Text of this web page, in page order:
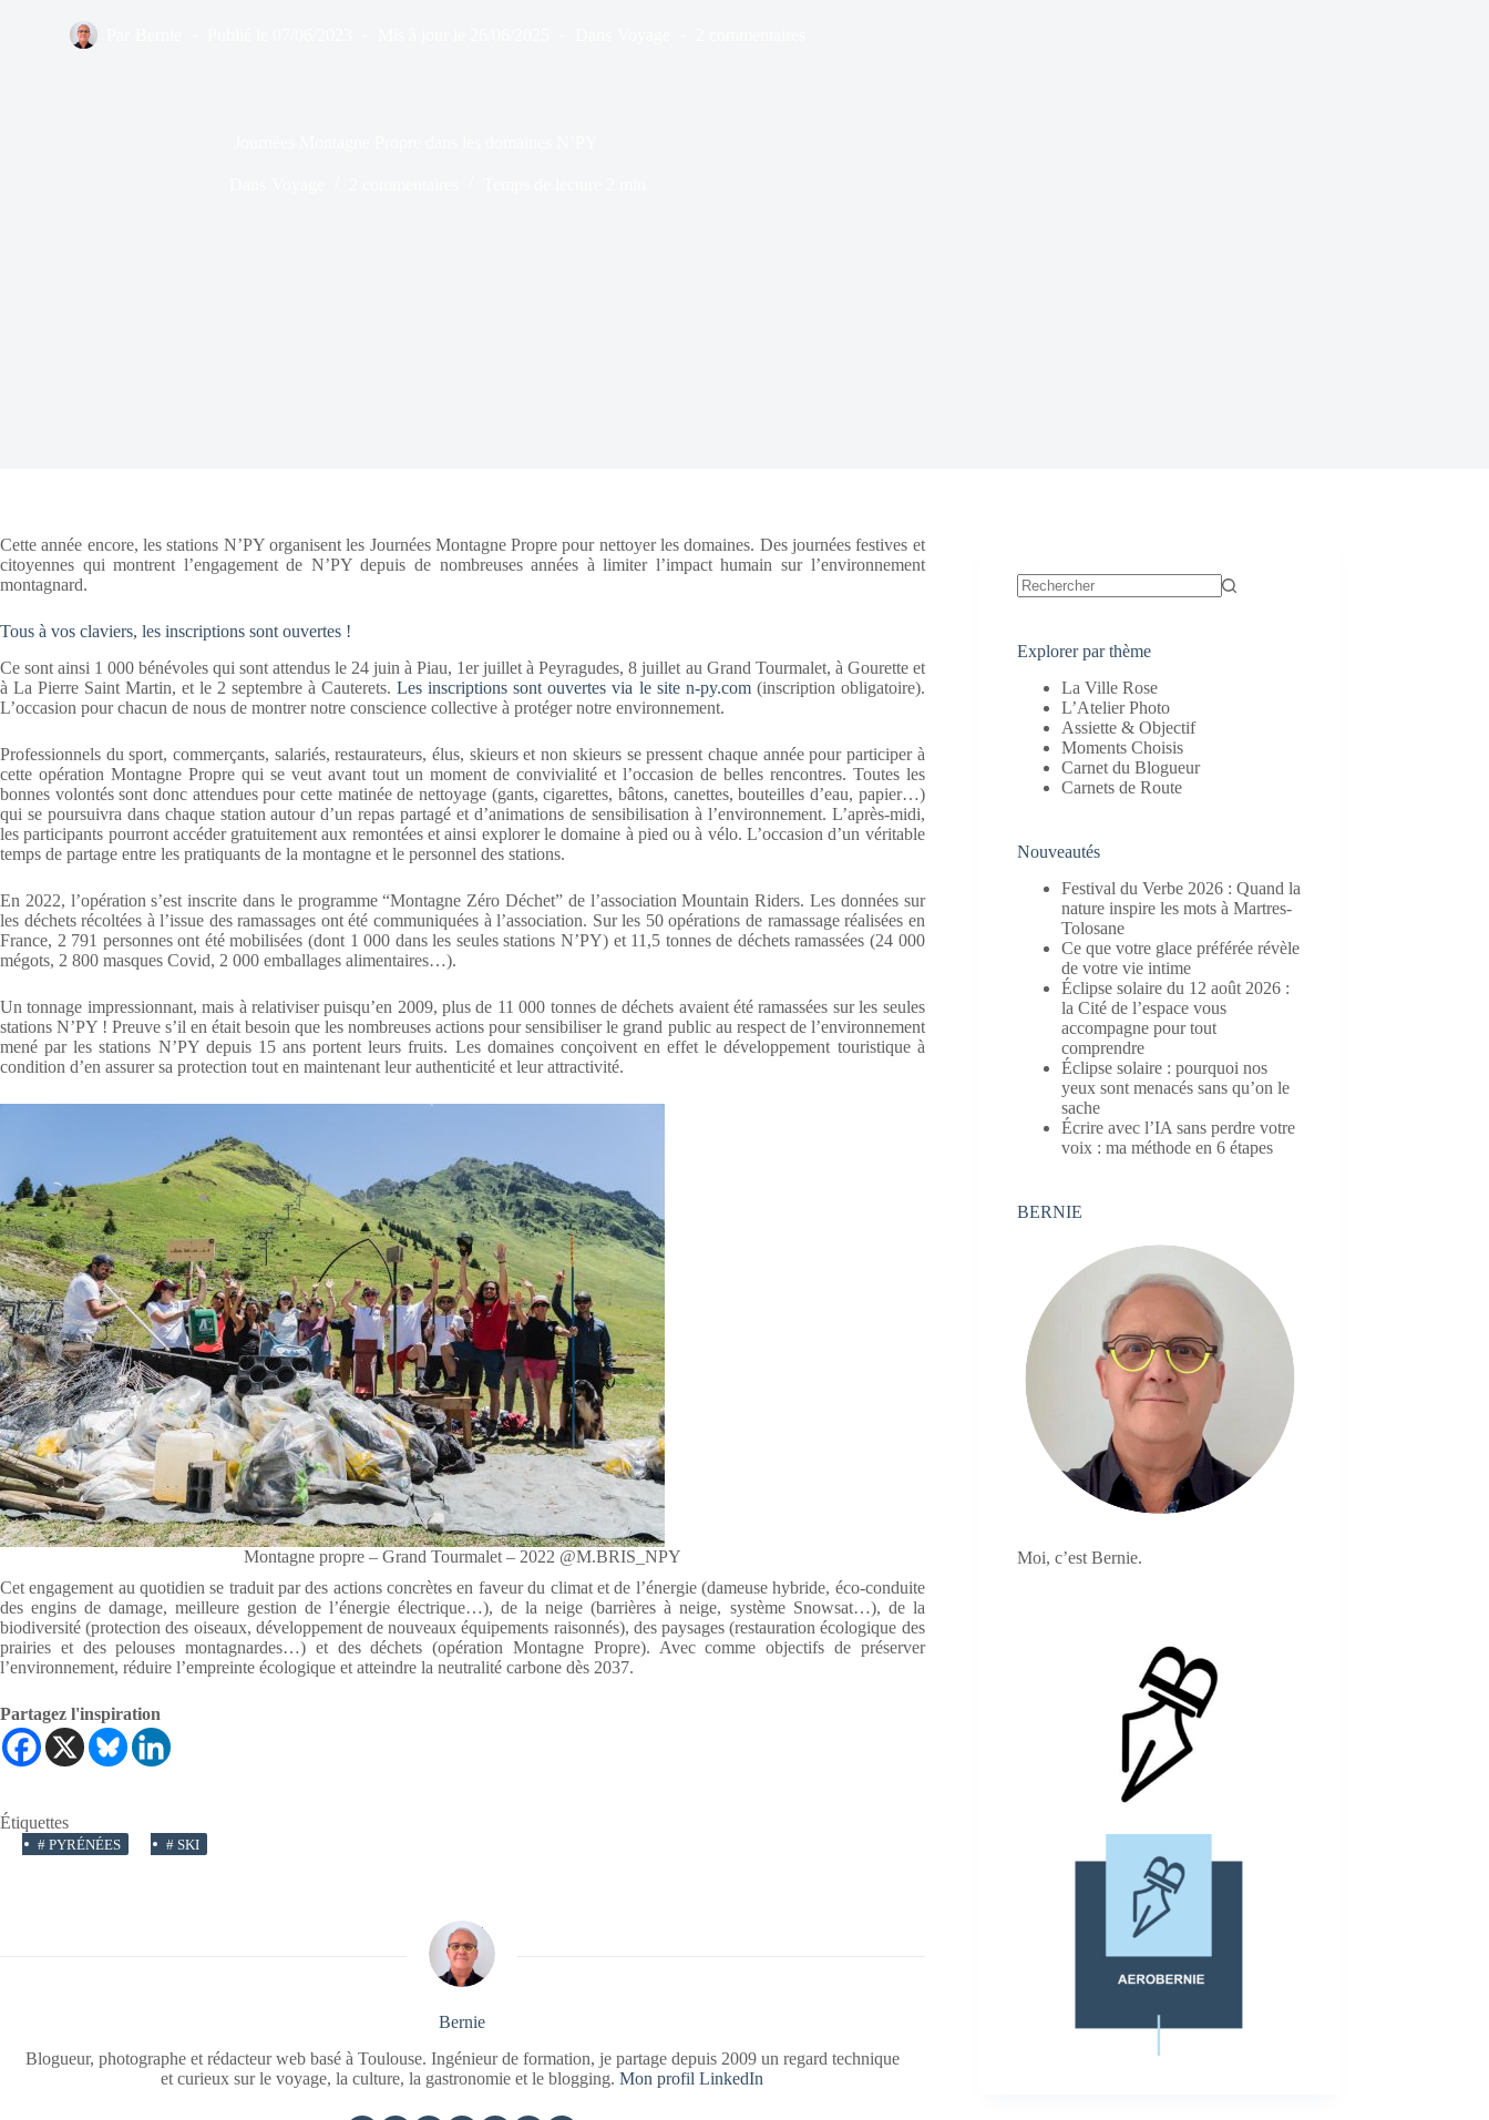
Cette année encore, les stations N’PY organisent les Journées Montagne Propre pour nettoyer les domaines. Des journées festives et
citoyennes qui montrent l’engagement de N’PY depuis de nombreuses années à limiter l’impact humain sur l’environnement
montagnard.
Tous à vos claviers, les inscriptions sont ouvertes !
Ce sont ainsi 1 000 bénévoles qui sont attendus le 24 juin à Piau, 1er juillet à Peyragudes, 8 juillet au Grand Tourmalet, à Gourette et
à La Pierre Saint Martin, et le 2 septembre à Cauterets.Les inscriptions sont ouvertes via le site n-py.com(inscription obligatoire).
L’occasion pour chacun de nous de montrer notre conscience collective à protéger notre environnement.
Professionnels du sport, commerçants, salariés, restaurateurs, élus, skieurs et non skieurs se pressent chaque année pour participer à
cette opération Montagne Propre qui se veut avant tout un moment de convivialité et l’occasion de belles rencontres. Toutes les
bonnes volontés sont donc attendues pour cette matinée de nettoyage (gants, cigarettes, bâtons, canettes, bouteilles d’eau, papier…)
qui se poursuivra dans chaque station autour d’un repas partagé et d’animations de sensibilisation à l’environnement. L’après-midi,
les participants pourront accéder gratuitement aux remontées et ainsi explorer le domaine à pied ou à vélo. L’occasion d’un véritable
temps de partage entre les pratiquants de la montagne et le personnel des stations.
En 2022, l’opération s’est inscrite dans le programme “Montagne Zéro Déchet” de l’association Mountain Riders. Les données sur
les déchets récoltées à l’issue des ramassages ont été communiquées à l’association. Sur les 50 opérations de ramassage réalisées en
France, 2 791 personnes ont été mobilisées (dont 1 000 dans les seules stations N’PY) et 11,5 tonnes de déchets ramassées (24 000
mégots, 2 800 masques Covid, 2 000 emballages alimentaires…).
Un tonnage impressionnant, mais à relativiser puisqu’en 2009, plus de 11 000 tonnes de déchets avaient été ramassées sur les seules
stations N’PY ! Preuve s’il en était besoin que les nombreuses actions pour sensibiliser le grand public au respect de l’environnement
mené par les stations N’PY depuis 15 ans portent leurs fruits. Les domaines conçoivent en effet le développement touristique à
condition d’en assurer sa protection tout en maintenant leur authenticité et leur attractivité.
Montagne propre – Grand Tourmalet – 2022 @M.BRIS_NPY
Cet engagement au quotidien se traduit par des actions concrètes en faveur du climat et de l’énergie (dameuse hybride, éco-conduite
des engins de damage, meilleure gestion de l’énergie électrique…), de la neige (barrières à neige, système Snowsat…), de la
biodiversité (protection des oiseaux, développement de nouveaux équipements raisonnés), des paysages (restauration écologique des
prairies et des pelouses montagnardes…) et des déchets (opération Montagne Propre). Avec comme objectifs de préserver
l’environnement, réduire l’empreinte écologique et atteindre la neutralité carbone dès 2037.
Partagez l'inspiration
Étiquettes
# PYRÉNÉES # SKI
Bernie
Blogueur, photographe et rédacteur web basé à Toulouse. Ingénieur de formation, je partage depuis 2009 un regard technique
et curieux sur le voyage, la culture, la gastronomie et le blogging.Mon profil LinkedIn
Explorer par thème
La Ville Rose
L’Atelier Photo
Assiette & Objectif
Moments Choisis
Carnet du Blogueur
Carnets de Route
Nouveautés
Festival du Verbe 2026 : Quand la
nature inspire les mots à Martres-
Tolosane
Ce que votre glace préférée révèle
de votre vie intime
Éclipse solaire du 12 août 2026 :
la Cité de l’espace vous
accompagne pour tout
comprendre
Éclipse solaire : pourquoi nos
yeux sont menacés sans qu’on le
sache
Écrire avec l’IA sans perdre votre
voix : ma méthode en 6 étapes
BERNIE
Moi, c’est Bernie.